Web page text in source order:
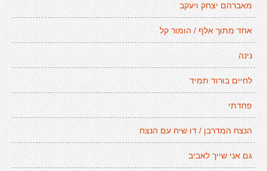
מאברהם יצחק ויעקב
אחד מתוך אלף / הומור קל
נינה
לחיים בורוד תמיד
פחדתי
הנצח המדרבן / דו שיח עם הנצח
גם אני שייך לאביב